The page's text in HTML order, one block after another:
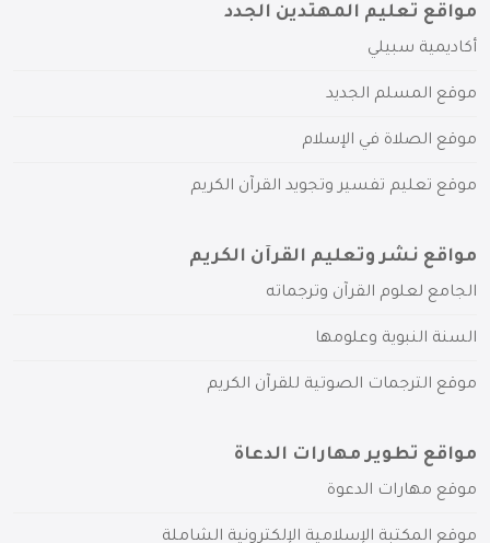
مواقع تعليم المهتدين الجدد
أكاديمية سبيلي
موقع المسلم الجديد
موقع الصلاة في الإسلام
موقع تعليم تفسير وتجويد القرآن الكريم
مواقع نشر وتعليم القرآن الكريم
الجامع لعلوم القرآن وترجماته
السنة النبوية وعلومها
موقع الترجمات الصوتية للقرآن الكريم
مواقع تطوير مهارات الدعاة
موقع مهارات الدعوة
موقع المكتبة الإسلامية الإلكترونية الشاملة